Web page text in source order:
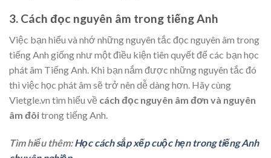
3. Cách đọc nguyên âm trong tiếng Anh
Việc bạn hiểu và nhớ những nguyên tắc đọc nguyên âm trong
tiếng Anh giống như một điều kiện tiên quyết để các bạn học
phát âm Tiếng Anh. Khi bạn nắm được những nguyên tắc đó
thì việc học phát âm sẽ trở nên dễ dàng hơn. Hãy cùng
Vietgle.vn tìm hiểu về cách đọc nguyên âm đơn và nguyên
âm đôitrong tiếng Anh.
Tìm hiểu thêm:Học cách sắp xếp cuộc hẹn trong tiếng Anh